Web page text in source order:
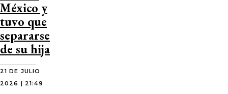
México y
tuvo que
separarse
de su hija
21 DE JULIO
2026 | 21:49